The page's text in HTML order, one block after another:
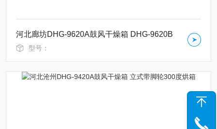
河北廊坊DHG-9620A鼓风干燥箱 DHG-9620B
型号：